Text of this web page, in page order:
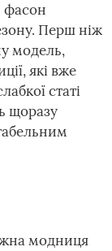
фасон
Перш ніж
модель,
які вже
статі
щоразу
модниця